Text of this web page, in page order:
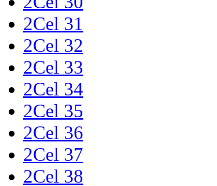
2Cel 31
2Cel 32
2Cel 33
2Cel 34
2Cel 35
2Cel 36
2Cel 37
2Cel 38